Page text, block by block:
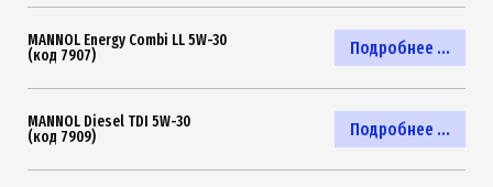
Подробнее ...
MANNOL Energy Combi LL 5W-30
(код 7907)
Подробнее ...
MANNOL Diesel TDI 5W-30
(код 7909)